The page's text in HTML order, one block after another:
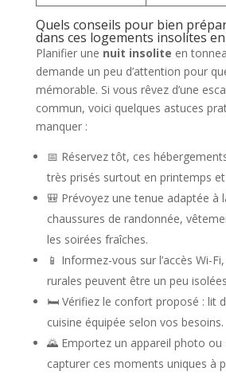
Quels conseils pour bien
dans ces logements insolites en
Planifier une nuit insolite en
demande un peu d’attention pour
mémorable. Si vous rêvez d’une
commun, voici quelques astuces
manquer :
📅 Réservez tôt, ces
très prisés surtout en printemps
🎒 Prévoyez une tenue adaptée à
chaussures de randonnée,
les soirées fraîches.
📱 Informez-vous sur l’accès Wi-
rurales peuvent être un peu
🛏️ Vérifiez le confort proposé : lit
cuisine équipée selon vos besoins.
🌄 Emportez un appareil photo
capturer ces moments uniques à